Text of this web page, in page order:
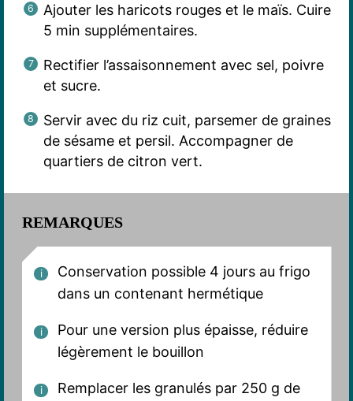
Ajouter les haricots rouges et le maïs. Cuire
5 min supplémentaires.
Rectifier l’assaisonnement avec sel, poivre
et sucre.
Servir avec du riz cuit, parsemer de graines
de sésame et persil. Accompagner de
quartiers de citron vert.
REMARQUES
Conservation possible 4 jours au frigo
dans un contenant hermétique
Pour une version plus épaisse, réduire
légèrement le bouillon
Remplacer les granulés par 250 g de